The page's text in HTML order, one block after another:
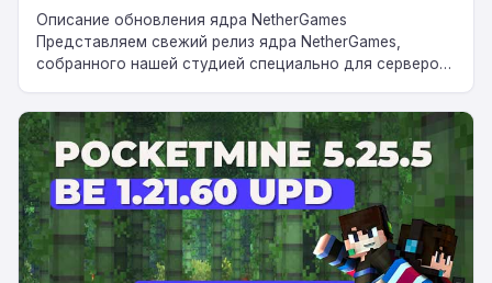
Описание обновления ядра NetherGames
Представляем свежий релиз ядра NetherGames,
собранного нашей студией специально для серверов
Ядро
для
сервера
PocketMine-
MP
5.25.2